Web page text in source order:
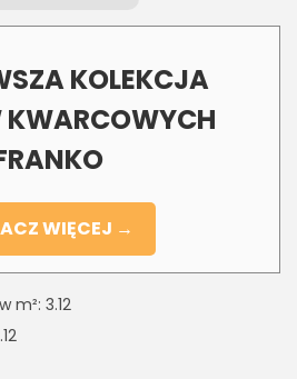
KOLEKCJA
KWARCOWYCH
WIĘCEJ →
m²: 3.12